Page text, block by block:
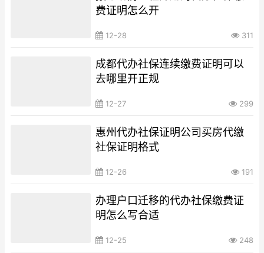
费证明怎么开
12-28 311
成都代办社保连续缴费证明可以
去哪里开正规
12-27 299
惠州代办社保证明公司买房代缴
社保证明格式
12-26 191
办理户口迁移的代办社保缴费证
明怎么写合适
12-25 248